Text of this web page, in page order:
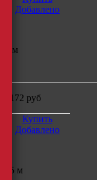
Добавлено
5 м
5172 руб
Купить
Добавлено
15 м